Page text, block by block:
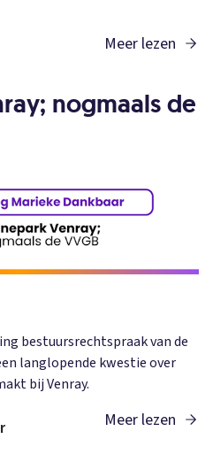
Meer lezen
nogmaals de
bestuursrechtspraak van de
langlopende kwestie over
bij Venray.
Meer lezen